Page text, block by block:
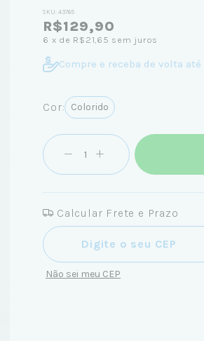
SKU:43765
R$129,90
6 x de R$21,65 sem juros
Compre e receba de volta até
Cor: Colorido
Calcular Frete e Prazo
Entregas para o CEP:
Não sei meu CEP